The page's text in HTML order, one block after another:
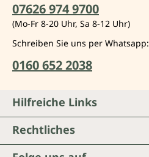
07626 974 9700
(Mo-Fr 8-20 Uhr, Sa 8-12 Uhr)
Schreiben Sie uns per Whatsapp:
0160 652 2038
Hilfreiche Links
Rechtliches